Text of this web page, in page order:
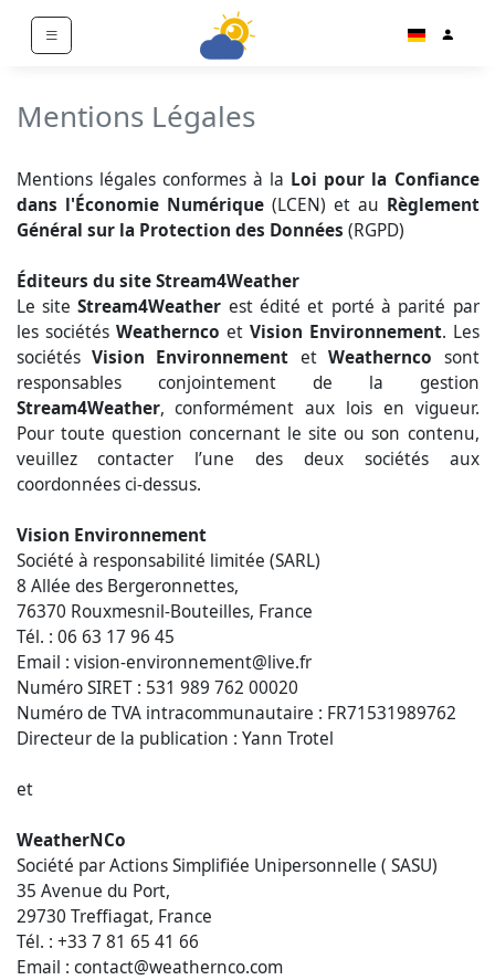
Mentions Légales
Mentions légales conformes à la Loi pour la Confiance
dans l'Économie Numérique(LCEN) et au Règlement
Général sur la Protection des Données (RGPD)
Éditeurs du site Stream4Weather
Le siteStream4Weather est édité et porté à parité par
les sociétés Weathernco et Vision Environnement. Les
sociétés Vision Environnement etWeathernco sont
responsables conjointement de la gestion
Stream4Weather, conformément aux lois en vigueur.
Pour toute question concernant le site ou son contenu,
veuillez contacter l’une des deux sociétés aux
coordonnées ci-dessus.
Vision Environnement
Société à responsabilité limitée (SARL)
8 Allée des Bergeronnettes,
76370 Rouxmesnil-Bouteilles, France
Tél. : 06 63 17 96 45
Email : vision-environnement@live.fr
Numéro SIRET : 531 989 762 00020
Numéro de TVA intracommunautaire : FR71531989762
Directeur de la publication : Yann Trotel
et
WeatherNCo
Société par Actions Simplifiée Unipersonnelle ( SASU)
35 Avenue du Port,
29730 Treffiagat, France
Tél. : +33 7 81 65 41 66
Email : contact@weathernco.com